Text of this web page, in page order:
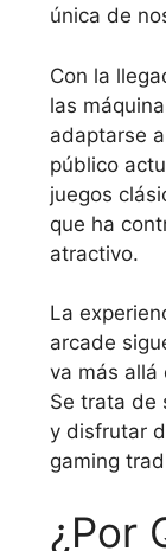
única de
Con la
las
adaptarse
público
juegos
que ha
atractivo.
La
arcade
va más allá
Se trata de
y disfrutar
gaming
¿Por